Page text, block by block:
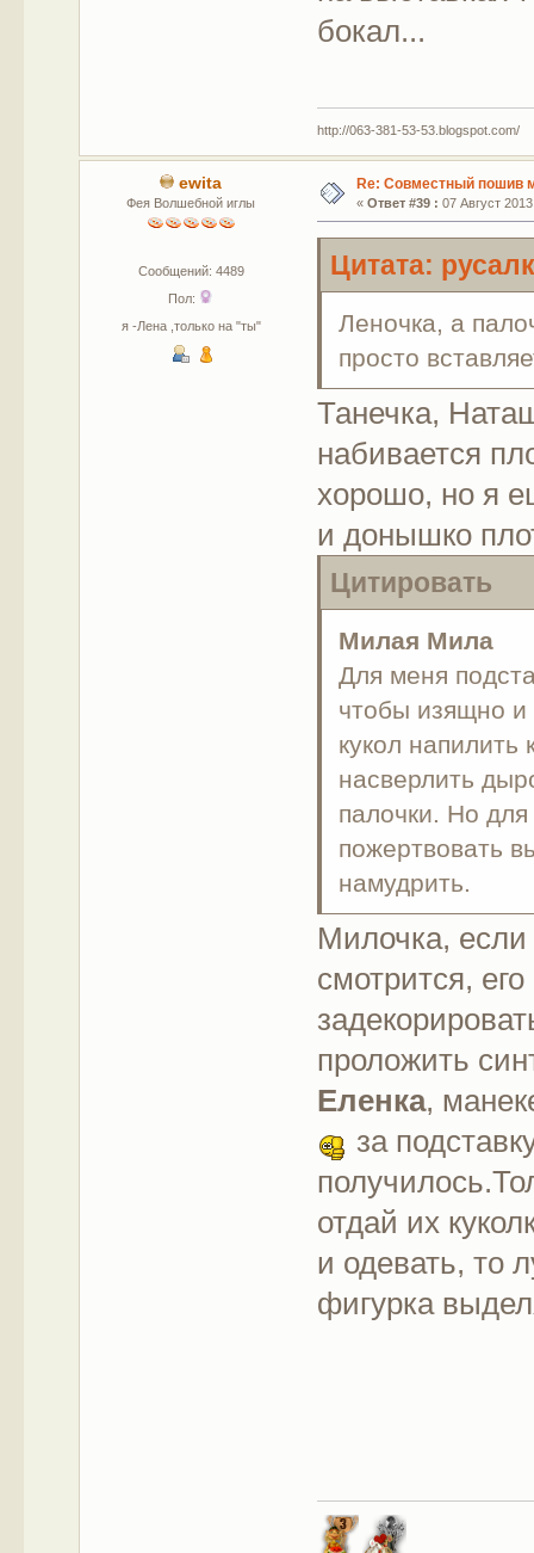
бокал...
http://063-381-53-53.blogspot.com/
ewita
Фея Волшебной иглы
Сообщений: 4489
Пол:
я -Лена ,только на "ты"
Re: Совместный пошив
« Ответ #39 : 07 Август
Цитата:
Леночка, а
просто
Танечка,
набивается
хорошо, но я
и донышко
Цитировать
Милая Мила
Для меня
чтобы изящно
кукол напилить
насверлить
палочки. Но
пожертвовать
намудрить.
Милочка, если
смотрится,
проложить
Еленка,
за
отдай их
и одевать, то
фигурка